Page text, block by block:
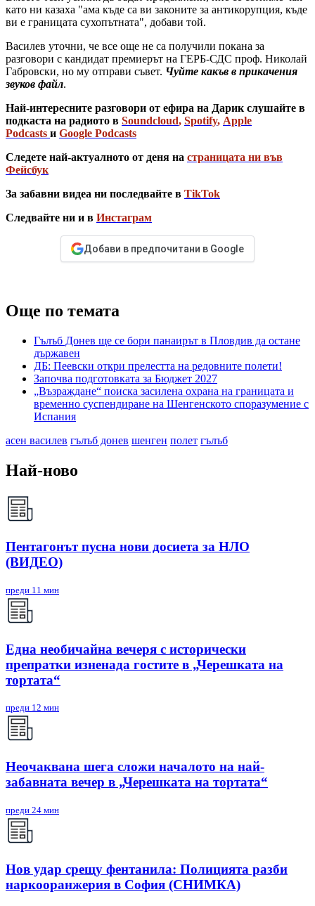
като ни казаха "ама къде са ви законите за антикорупция, къде
ви е границата сухопътната", добави той.
Василев уточни, че все още не са получили покана за
разговори с кандидат премиерът на ГЕРБ-СДС проф. Николай
Габровски, но му отправи съвет. Чуйте какъв в прикачения
звуков файл.
Най-интересните разговори от ефира на Дарик слушайте в
подкаста на радиото в Soundcloud, Spotify, Apple
Podcasts и Google Podcasts
Следете най-актуалното от деня на страницата ни във
Фейсбук
За забавни видеа ни последвайте в TikTok
Следвайте ни и в Инстаграм
Добави в предпочитани в Google
Още по темата
Гълъб Донев ще се бори панаирът в Пловдив да остане
държавен
ДБ: Пеевски откри прелестта на редовните полети!
Започва подготовката за Бюджет 2027
„Възраждане“ поиска засилена охрана на границата и
временно суспендиране на Шенгенското споразумение с
Испания
асен василев гълъб донев шенген полет гълъб
Най-ново
Пентагонът пусна нови досиета за НЛО
(ВИДЕО)
преди 11 мин
Една необичайна вечеря с исторически
препратки изненада гостите в „Черешката на
тортата“
преди 12 мин
Неочаквана шега сложи началото на най-
забавната вечер в „Черешката на тортата“
преди 24 мин
Нов удар срещу фентанила: Полицията разби
наркооранжерия в София (СНИМКА)